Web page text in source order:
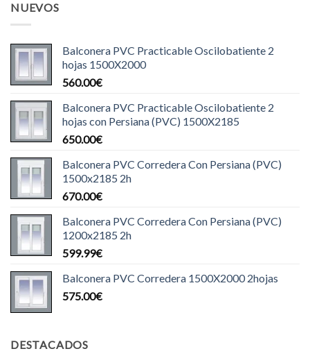
NUEVOS
Balconera PVC Practicable Oscilobatiente 2
hojas 1500X2000
560.00€
Balconera PVC Practicable Oscilobatiente 2
hojas con Persiana (PVC) 1500X2185
650.00€
Balconera PVC Corredera Con Persiana (PVC)
1500x2185 2h
670.00€
Balconera PVC Corredera Con Persiana (PVC)
1200x2185 2h
599.99€
Balconera PVC Corredera 1500X2000 2hojas
575.00€
DESTACADOS